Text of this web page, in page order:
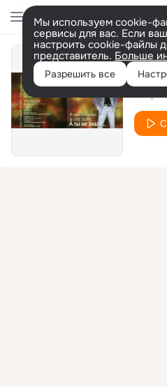
Мы используем cookie-
сервисы для вас. Если
настроить cookie-файлы
представитель. Больше
Разрешить все